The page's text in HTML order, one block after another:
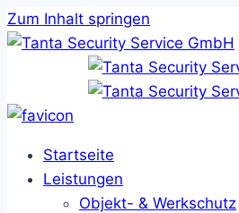
Zum Inhalt springen
Startseite
Leistungen
Objekt- & Werkschutz